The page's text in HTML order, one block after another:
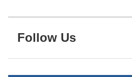
Follow Us